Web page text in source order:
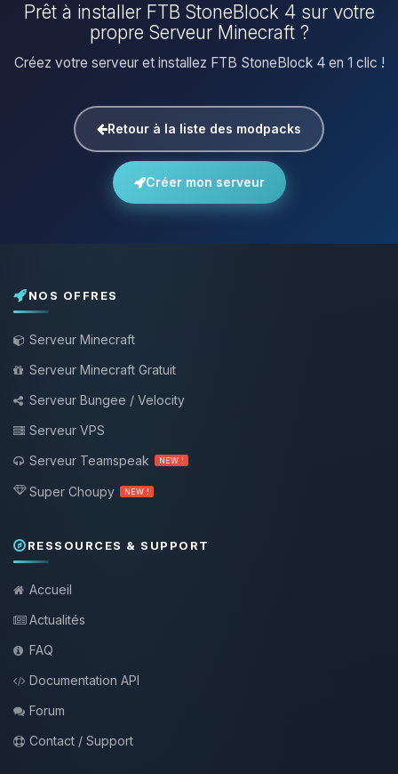
Prêt à installer FTB StoneBlock 4 sur votre
propre Serveur Minecraft ?
Créez votre serveur et installez FTB StoneBlock 4 en 1 clic !
Retour à la liste des modpacks
Créer mon serveur
NOS OFFRES
Serveur Minecraft
Serveur Minecraft Gratuit
Serveur Bungee / Velocity
Serveur VPS
Serveur Teamspeak
NEW !
Super Choupy NEW !
RESSOURCES & SUPPORT
Accueil
Actualités
FAQ
Documentation API
Forum
Contact / Support